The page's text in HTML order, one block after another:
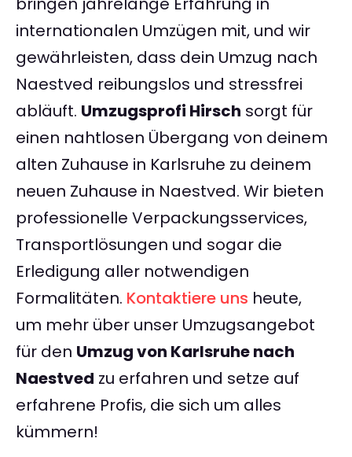
internationalen Umzügen mit, und wir
gewährleisten, dass dein Umzug nach
Naestved reibungslos und stressfrei
abläuft. Umzugsprofi Hirsch sorgt für
einen nahtlosen Übergang von deinem
alten Zuhause in Karlsruhe zu deinem
neuen Zuhause in Naestved. Wir bieten
professionelle Verpackungsservices,
Transportlösungen und sogar die
Erledigung aller notwendigen
Formalitäten. Kontaktiere uns heute,
um mehr über unser Umzugsangebot
für den Umzug von Karlsruhe nach
Naestved zu erfahren und setze auf
erfahrene Profis, die sich um alles
kümmern!